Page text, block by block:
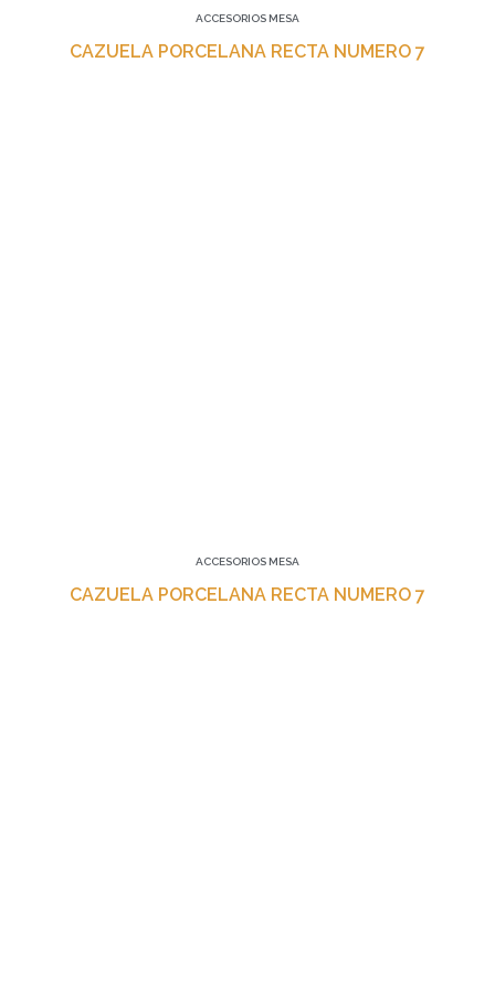
ACCESORIOS MESA
CAZUELA PORCELANA RECTA NUMERO 7
ACCESORIOS MESA
CAZUELA PORCELANA RECTA NUMERO 7